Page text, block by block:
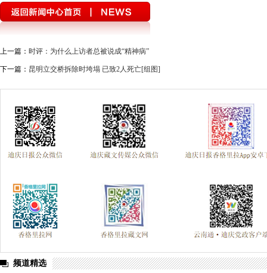
上一篇： 时评：为什么上访者总被说成“精神病”
下一篇： 昆明立交桥拆除时垮塌 已致2人死亡[组图]
频道精选